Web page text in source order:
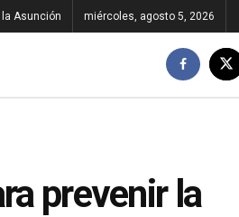
Asunción miércoles, agosto 5, 2026
prevenir la